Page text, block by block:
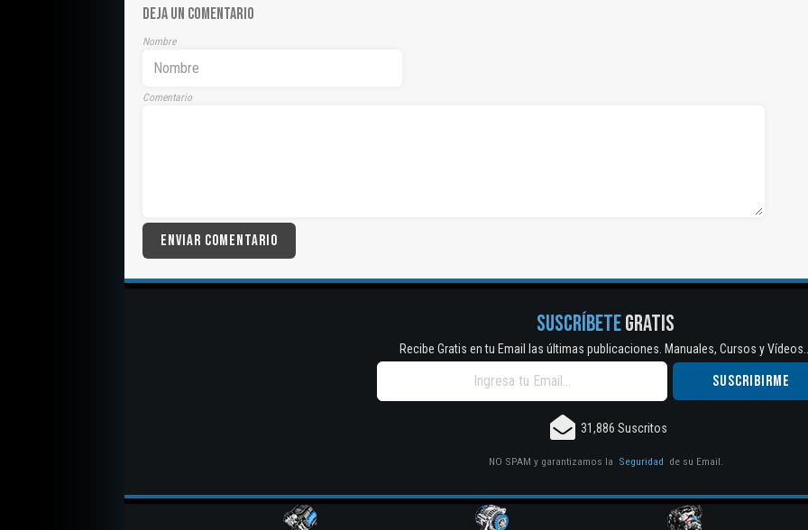
DEJA UN COMENTARIO
Nombre
Comentario
SUSCRÍBETEGRATIS
Recibe Gratis en tu Email las últimas publicaciones. Manuales, Cursos y
31,886 Suscritos
NO SPAM y garantizamos la Seguridad de su Email.